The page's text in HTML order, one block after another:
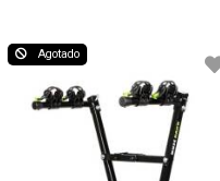
Agotado